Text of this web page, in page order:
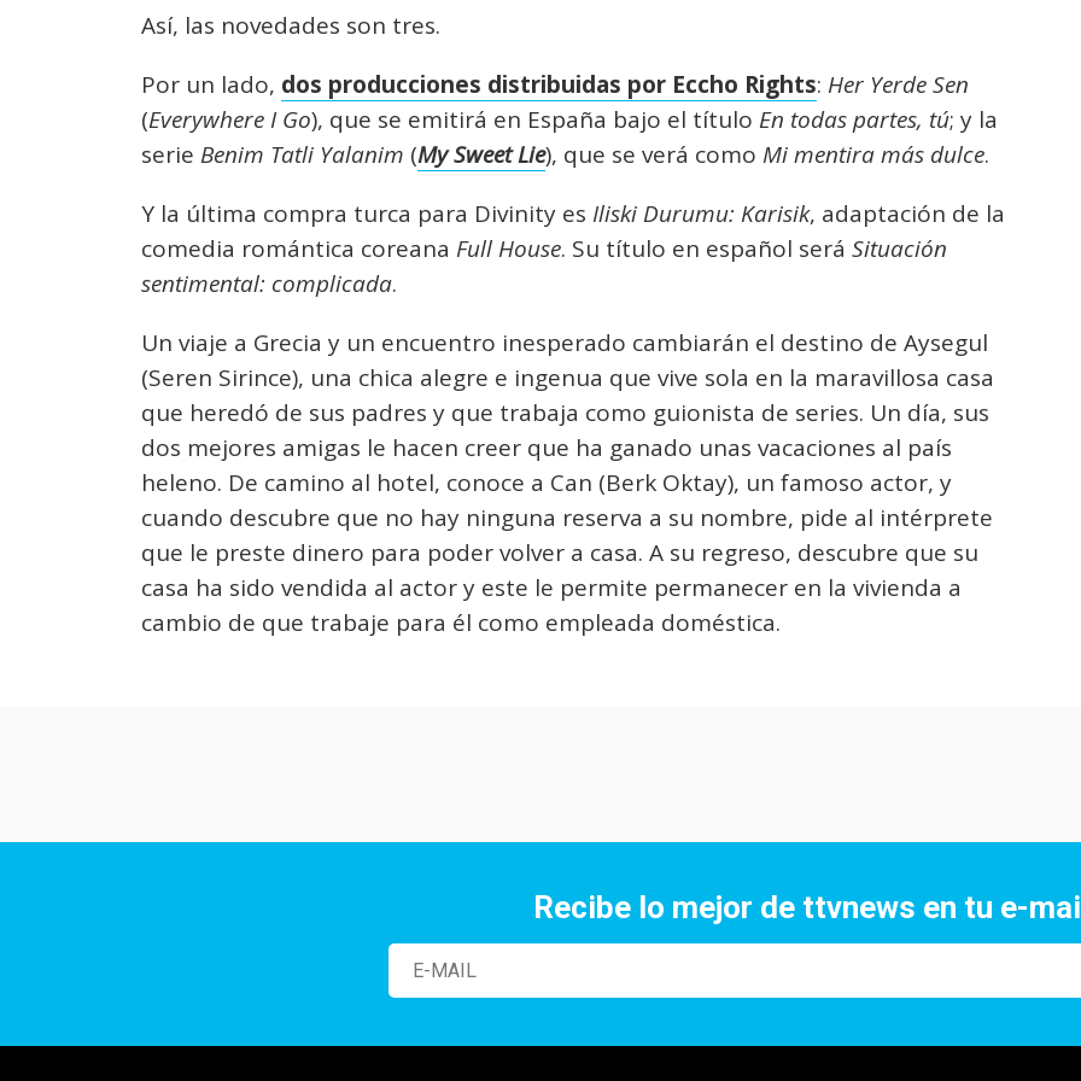
Así, las novedades son tres.
Por un lado, dos producciones distribuidas por Eccho Rights: Her Yerde Sen
(Everywhere I Go), que se emitirá en España bajo el título En todas partes, tú; y la
serie Benim Tatli Yalanim (My Sweet Lie), que se verá como Mi mentira más dulce.
Y la última compra turca para Divinity es Iliski Durumu: Karisik, adaptación de la
comedia romántica coreana Full House. Su título en español será Situación
sentimental: complicada.
Un viaje a Grecia y un encuentro inesperado cambiarán el destino de Aysegul
(Seren Sirince), una chica alegre e ingenua que vive sola en la maravillosa casa
que heredó de sus padres y que trabaja como guionista de series. Un día, sus
dos mejores amigas le hacen creer que ha ganado unas vacaciones al país
heleno. De camino al hotel, conoce a Can (Berk Oktay), un famoso actor, y
cuando descubre que no hay ninguna reserva a su nombre, pide al intérprete
que le preste dinero para poder volver a casa. A su regreso, descubre que su
casa ha sido vendida al actor y este le permite permanecer en la vivienda a
cambio de que trabaje para él como empleada doméstica.
Recibe lo mejor de ttvnews en tu e-